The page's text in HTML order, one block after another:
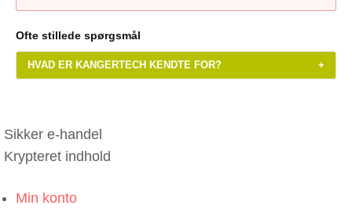
Ofte stillede spørgsmål
HVAD ER KANGERTECH KENDTE FOR? +
Sikker e-handel
Krypteret indhold
Min konto